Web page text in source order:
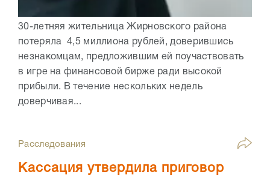
30-летняя жительница Жирновского района
потеряла 4,5 миллиона рублей, доверившись
незнакомцам, предложившим ей поучаствовать
в игре на финансовой бирже ради высокой
прибыли. В течение нескольких недель
доверчивая...
Расследования
Кассация утвердила приговор